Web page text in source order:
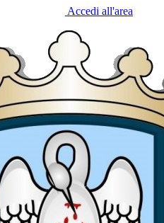
Accedi all'area